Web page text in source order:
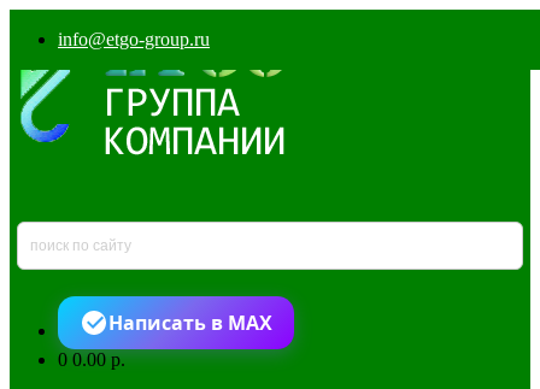
info@etgo-group.ru
Написать в MAX
00.00 р.